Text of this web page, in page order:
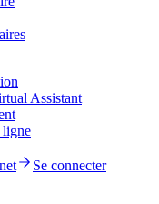
Assistant
ligne
Se connecter